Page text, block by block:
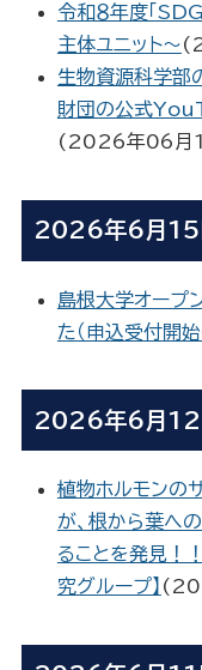
令和８年度「
主体ユニット～(
生物資源科学部
財団の公式
( 2026年06月
2026年6月15
島根大学オープ
た（申込受付開始
2026年6月12
植物ホルモンの
が、根から葉へ
ることを発見！
究グループ】 (